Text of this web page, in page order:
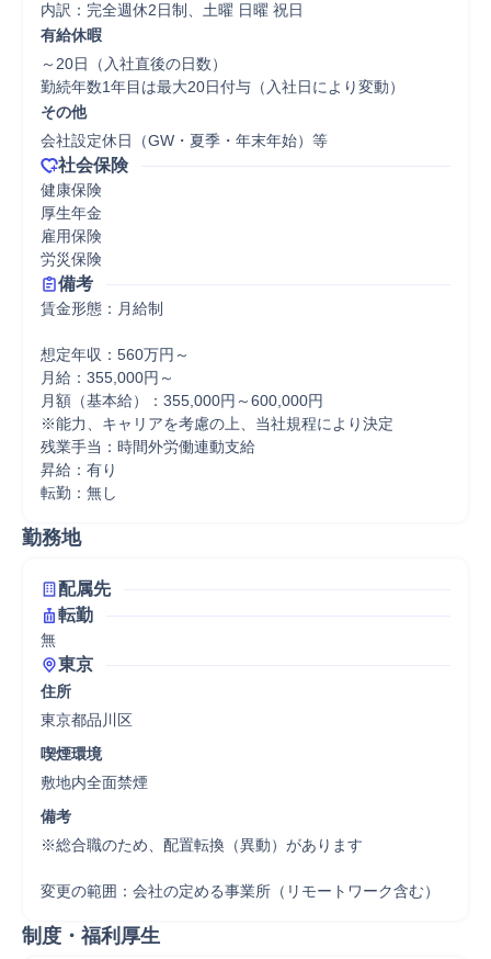
内訳：完全週休2日制、土曜 日曜 祝日
有給休暇
～20日（入社直後の日数）
勤続年数1年目は最大20日付与（入社日により変動）
その他
会社設定休日（GW・夏季・年末年始）等
社会保険
健康保険
厚生年金
雇用保険
労災保険
備考
賃金形態：月給制
想定年収：560万円～
月給：355,000円～
月額（基本給）：355,000円～600,000円
※能力、キャリアを考慮の上、当社規程により決定
残業手当：時間外労働連動支給
昇給：有り
転勤：無し
勤務地
配属先
転勤
無
東京
住所
東京都品川区
喫煙環境
敷地内全面禁煙
備考
※総合職のため、配置転換（異動）があります
変更の範囲：会社の定める事業所（リモートワーク含む）
制度・福利厚生